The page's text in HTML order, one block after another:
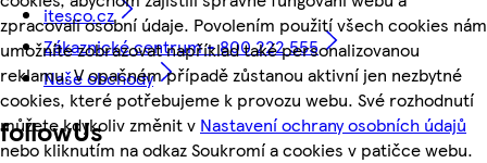
zpracovali osobní údaje. Povolením použití všech cookies nám
umožníte zobrazovat například také personalizovanou
reklamu. V opačném případě zůstanou aktivní jen nezbytné
cookies, které potřebujeme k provozu webu. Své rozhodnutí
můžete kdykoliv změnit v Nastavení ochrany osobních údajů
nebo kliknutím na odkaz Soukromí a cookies v patičce webu.
itesco.cz
Zákaznické centrum - 800 222 555
Naše obchody
followUs